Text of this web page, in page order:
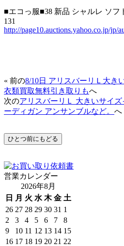
■エコっ服■38 新品 シャルレ ソフ
131
http://page10.auctions.yahoo.co.jp/jp/
« 前の8/10日 アリスバーリＬ大き
衣類買取無料引き取りもへ
次のアリスバーリＬ 大きいサイ
ーディガン アンサンブルなど。 へ
営業カレンダー
2026年8月
日
月 火 水 木 金 土
26 27 28 29 30 31 1
2
3 4 5 6 7
8
9
10 11 12 13 14 15
16 17 18 19 20 21 22